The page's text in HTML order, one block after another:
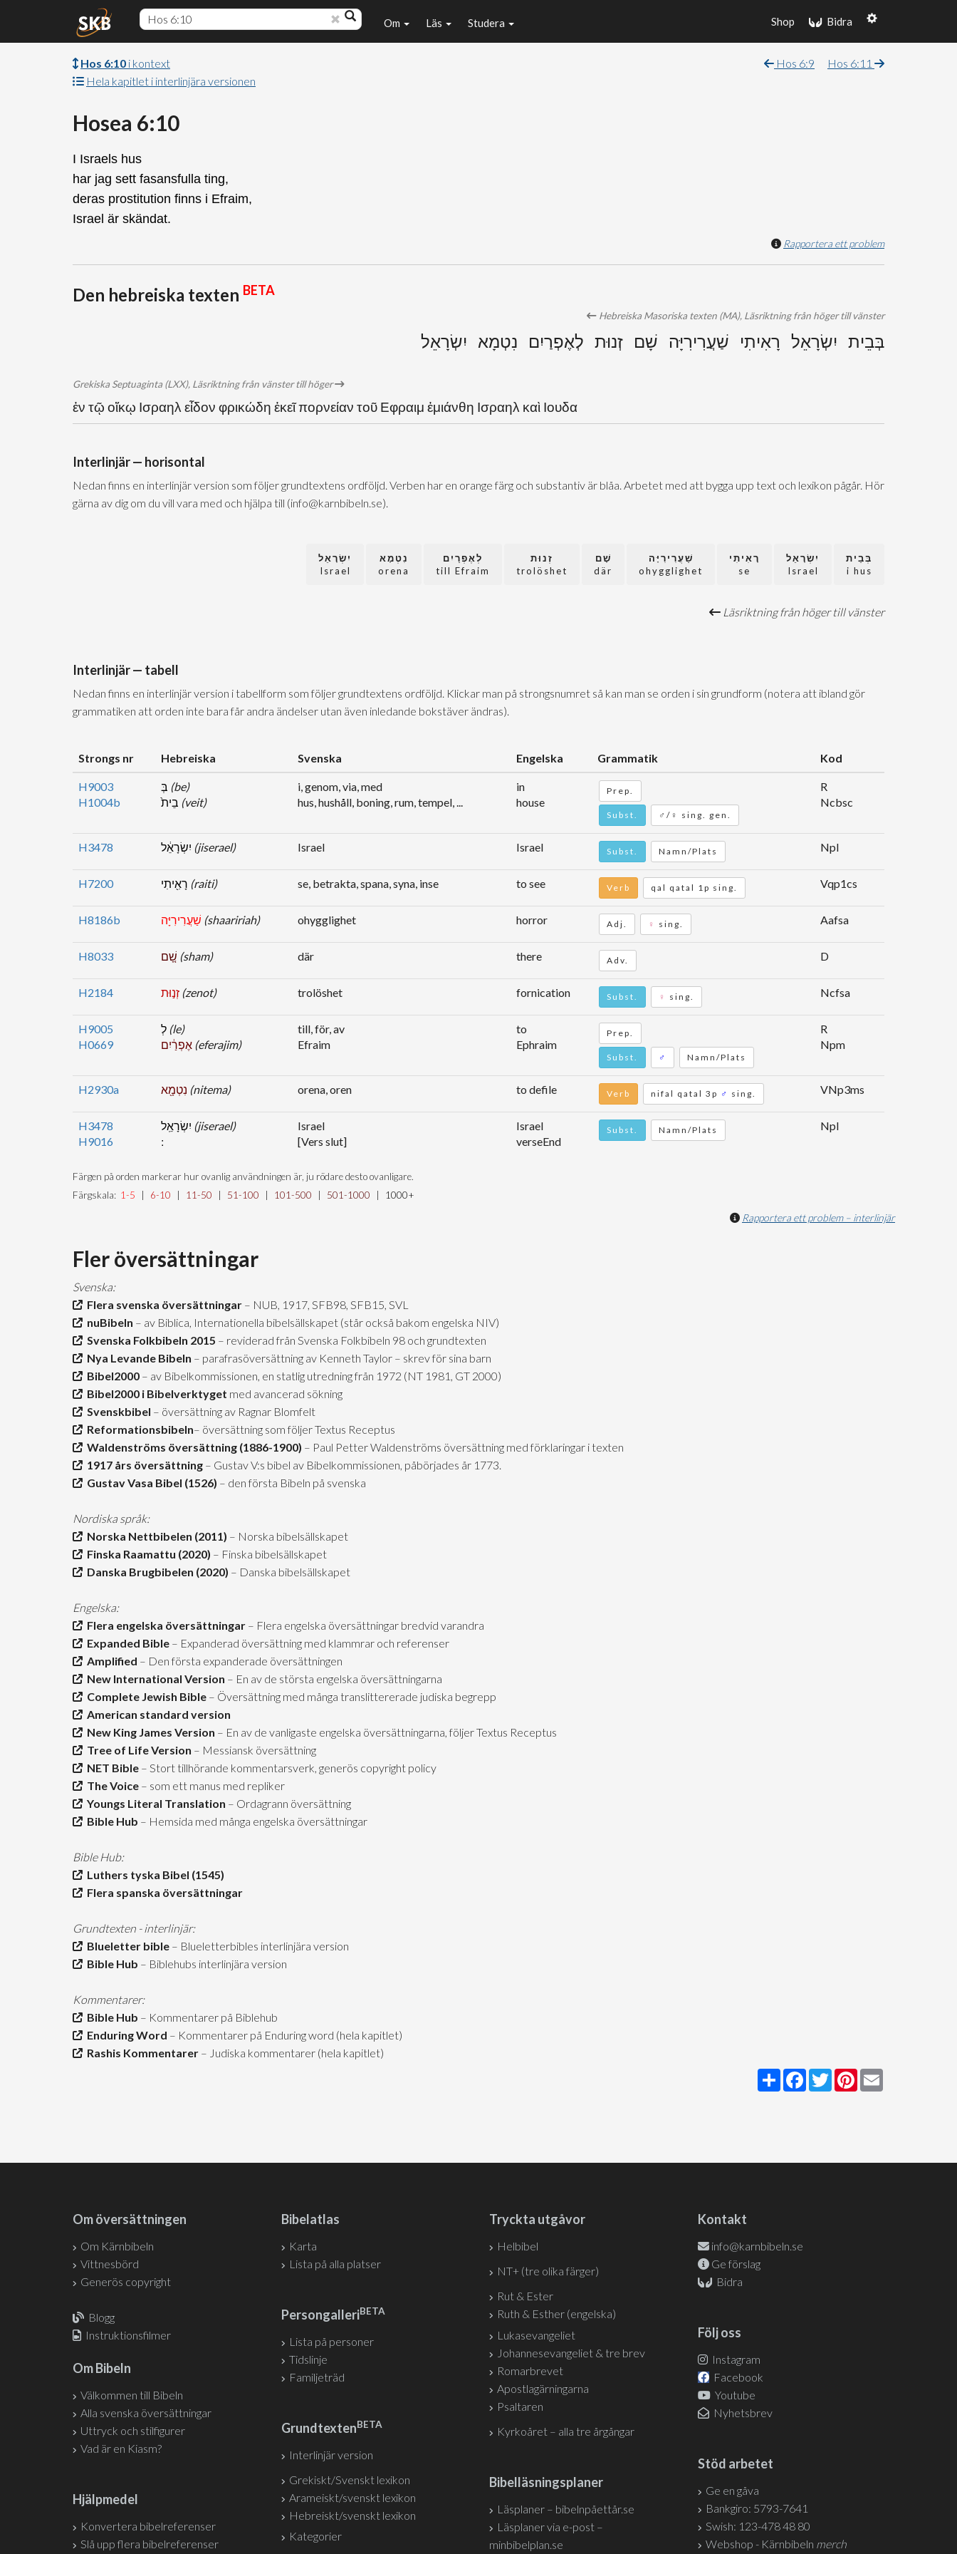
Bidra
Shop
Om Läs Studera
Hos 6:10 i kontext
Hela kapitlet i interlinjära versionen
Hos 6:9 Hos 6:11
Hosea 6:10
I Israels hus
har jag sett fasansfulla ting,
deras prostitution finns i Efraim,
Israel är skändat.
Rapportera ett problem
Den hebreiska texten BETA
Hebreiska Masoriska texten (MA), Läsriktning från höger till vänster
בְּבֵית יִשְׂרָאֵל רָאִיתִי שַׁעֲרִירִיָּה שָׁם זְנוּת לְאֶפְרַיִם נִטְמָא יִשְׂרָאֵל
Grekiska Septuaginta (LXX), Läsriktning från vänster till höger
ἐν τῷ οἴκῳ Ισραηλ εἶδον φρικώδη ἐκεῖ πορνείαν τοῦ Εφραιμ ἐμιάνθη Ισραηλ καὶ Ιουδα
Interlinjär — horisontal
Nedan finns en interlinjär version som följer grundtextens ordföljd. Verben har en orange färg och substantiv är blåa. Arbetet med att bygga upp text och lexikon pågår. Hör
gärna av dig om du vill vara med och hjälpa till (info@karnbibeln.se).
בְּבֵית
i hus
יִשְׂרָאֵל
Israel
רָאִיתִי
se
שַׁעֲרִירִיָּה
ohygglighet
שָׁם
där
זְנוּת
trolöshet
לְאֶפְרַיִם
till Efraim
נִטְמָא
orena
יִשְׂרָאֵל
Israel
Läsriktning från höger till vänster
Interlinjär — tabell
Nedan finns en interlinjär version i tabellform som följer grundtextens ordföljd. Klickar man på strongsnumret så kan man se orden i sin grundform (notera att ibland gör
grammatiken att orden inte bara får andra ändelser utan även inledande bokstäver ändras).
Strongs nr Hebreiska Svenska Engelska Grammatik Kod
H9003
H1004b
(be)
(veit)
i, genom, via, med
hus, hushåll, boning, rum, tempel, ...
in
house
Prep.
Subst. ♂/♀ sing. gen.
R
Ncbsc
H3478 (jiserael) Israel Israel Subst. Namn/Plats Npl
H7200 (raiti) se, betrakta, spana, syna, inse to see Verb qal qatal 1p sing. Vqp1cs
H8186b (shaaririah) ohygglighet horror Adj. ♀ sing. Aafsa
H8033 (sham) där there Adv. D
H2184 (zenot) trolöshet fornication Subst. ♀ sing. Ncfsa
H9005
H0669
(le)
(eferajim)
till, för, av
Efraim
to
Ephraim
Prep.
Subst. ♂ Namn/Plats
R
Npm
H2930a (nitema) orena, oren to defile Verb nifal qatal 3p ♂ sing. VNp3ms
H3478
H9016
(jiserael)
Israel
[Vers slut]
Israel
verseEnd
Subst. Namn/Plats Npl
Färgen på orden markerar hur ovanlig användningen är, ju rödare desto ovanligare.
Färgskala: 1-5 6-10 11-50 51-100 101-500 501-1000 1000+
Rapportera ett problem – interlinjär
Fler översättningar
Svenska:
Flera svenska översättningar – NUB, 1917, SFB98, SFB15, SVL
nuBibeln – av Biblica, Internationella bibelsällskapet (står också bakom engelska NIV)
Svenska Folkbibeln 2015 – reviderad från Svenska Folkbibeln 98 och grundtexten
Nya Levande Bibeln – parafrasöversättning av Kenneth Taylor – skrev för sina barn
Bibel2000 – av Bibelkommissionen, en statlig utredning från 1972 (NT 1981, GT 2000)
Bibel2000 i Bibelverktyget med avancerad sökning
Svenskbibel – översättning av Ragnar Blomfelt
Reformationsbibeln– översättning som följer Textus Receptus
Waldenströms översättning (1886-1900) – Paul Petter Waldenströms översättning med förklaringar i texten
1917 års översättning – Gustav V:s bibel av Bibelkommissionen, påbörjades år 1773.
Gustav Vasa Bibel (1526) – den första Bibeln på svenska
Nordiska språk:
Norska Nettbibelen (2011) – Norska bibelsällskapet
Finska Raamattu (2020) – Finska bibelsällskapet
Danska Brugbibelen (2020) – Danska bibelsällskapet
Engelska:
Flera engelska översättningar – Flera engelska översättningar bredvid varandra
Expanded Bible – Expanderad översättning med klammrar och referenser
Amplified – Den första expanderade översättningen
New International Version – En av de största engelska översättningarna
Complete Jewish Bible – Översättning med många translittererade judiska begrepp
American standard version
New King James Version – En av de vanligaste engelska översättningarna, följer Textus Receptus
Tree of Life Version – Messiansk översättning
NET Bible – Stort tillhörande kommentarsverk, generös copyright policy
The Voice – som ett manus med repliker
Youngs Literal Translation – Ordagrann översättning
Bible Hub – Hemsida med många engelska översättningar
Bible Hub:
Luthers tyska Bibel (1545)
Flera spanska översättningar
Grundtexten - interlinjär:
Blueletter bible – Blueletterbibles interlinjära version
Bible Hub – Biblehubs interlinjära version
Kommentarer:
Bible Hub – Kommentarer på Biblehub
Enduring Word – Kommentarer på Enduring word (hela kapitlet)
Rashis Kommentarer – Judiska kommentarer (hela kapitlet)
Share Facebook
TwitterPinterest
Om översättningen
Om Kärnbibeln
Vittnesbörd
Generös copyright
Blogg
Instruktionsfilmer
Om Bibeln
Välkommen till Bibeln
Alla svenska översättningar
Uttryck och stilfigurer
Vad är en Kiasm?
Hjälpmedel
Konvertera bibelreferenser
Slå upp flera bibelreferenser
Bibelatlas
Karta
Lista på alla platser
PersongalleriBETA
Lista på personer
Tidslinje
Familjeträd
GrundtextenBETA
Interlinjär version
Grekiskt/Svenskt lexikon
Arameiskt/svenskt lexikon
Hebreiskt/svenskt lexikon
Kategorier
Tryckta utgåvor
Helbibel
NT+ (tre olika färger)
Rut & Ester
Ruth & Esther (engelska)
Lukasevangeliet
Johannesevangeliet & tre brev
Romarbrevet
Apostlagärningarna
Psaltaren
Kyrkoåret – alla tre årgångar
Bibelläsningsplaner
Läsplaner – bibelnpåettår.se
Läsplaner via e-post –
minbibelplan.se
Kontakt
info@karnbibeln.se
Ge förslag
Bidra
Följ oss
Instagram
Facebook
Youtube
Nyhetsbrev
Stöd arbetet
Ge en gåva
Bankgiro: 5793-7641
Swish: 123-478 48 80
Webshop - Kärnbibeln merch